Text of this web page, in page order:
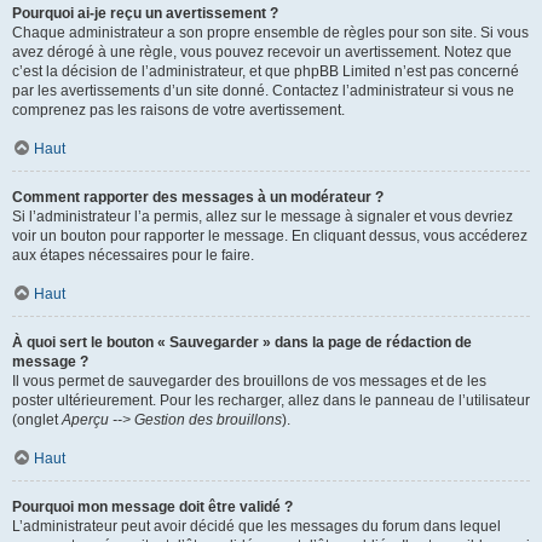
Pourquoi ai-je reçu un avertissement ?
Chaque administrateur a son propre ensemble de règles pour son site. Si vous
avez dérogé à une règle, vous pouvez recevoir un avertissement. Notez que
c’est la décision de l’administrateur, et que phpBB Limited n’est pas concerné
par les avertissements d’un site donné. Contactez l’administrateur si vous ne
comprenez pas les raisons de votre avertissement.
Haut
Comment rapporter des messages à un modérateur ?
Si l’administrateur l’a permis, allez sur le message à signaler et vous devriez
voir un bouton pour rapporter le message. En cliquant dessus, vous accéderez
aux étapes nécessaires pour le faire.
Haut
À quoi sert le bouton « Sauvegarder » dans la page de rédaction de
message ?
Il vous permet de sauvegarder des brouillons de vos messages et de les
poster ultérieurement. Pour les recharger, allez dans le panneau de l’utilisateur
(ongletAperçu --> Gestion des brouillons).
Haut
Pourquoi mon message doit être validé ?
L’administrateur peut avoir décidé que les messages du forum dans lequel